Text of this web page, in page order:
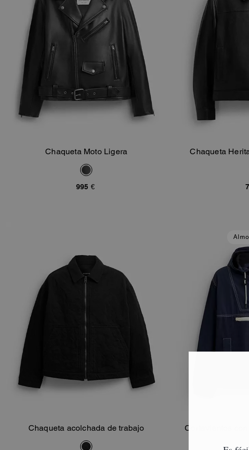
Añadir A La Cesta
Chaqueta Moto Ligera
995 €
Chaqueta
Chaqueta acolchada de trabajo
Cortavientos